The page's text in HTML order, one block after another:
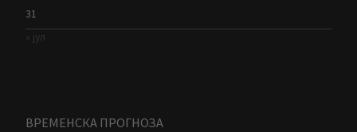
31
« јул
ВРЕМЕНСКА ПРОГНОЗА